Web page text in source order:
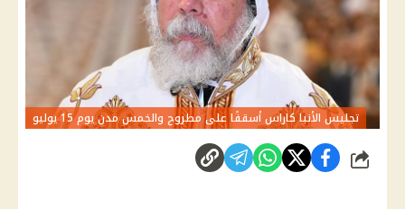
تجليس الأنبا كاراس أسقفًا على مطروح والخمس مدن يوم 15 يوليو
شارك